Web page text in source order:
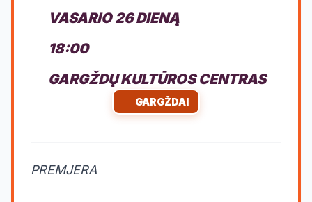
VASARIO 26 DIENĄ
18:00
GARGŽDŲ KULTŪROS CENTRAS
GARGŽDAI
PREMJERA